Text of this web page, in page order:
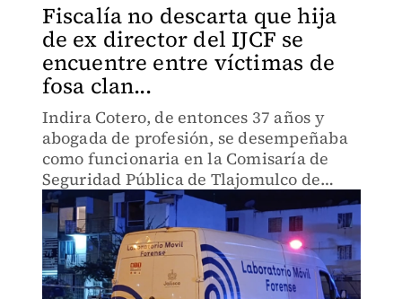
Fiscalía no descarta que hija
de ex director del IJCF se
encuentre entre víctimas de
fosa clan...
Indira Cotero, de entonces 37 años y
abogada de profesión, se desempeñaba
como funcionaria en la Comisaría de
Seguridad Pública de Tlajomulco de
Zúñiga, cuando desapareció